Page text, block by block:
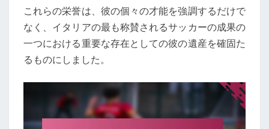
これらの栄誉は、彼の個々の才能を強調するだけで
なく、イタリアの最も称賛されるサッカーの成果の
一つにおける重要な存在としての彼の遺産を確固た
るものにしました。